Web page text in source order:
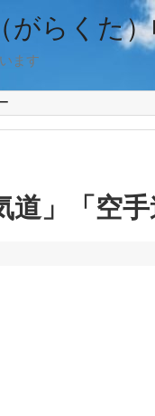
がらくた
ます
道」「空